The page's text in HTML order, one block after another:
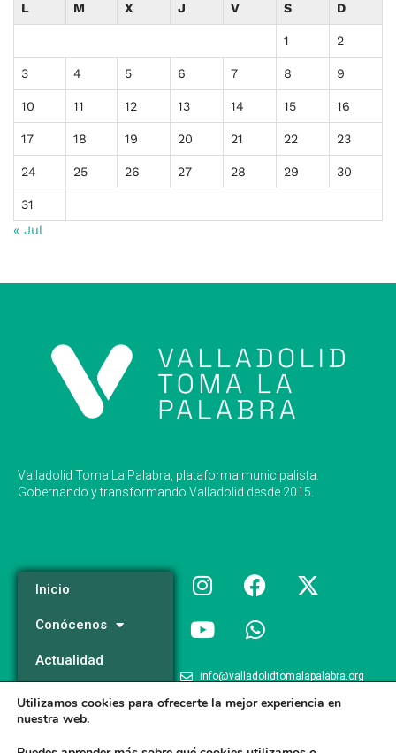
L M X J V S D
1 2
3 4 5 6 7 8 9
10 11 12 13 14 15 16
17 18 19 20 21 22 23
24 25 26 27 28 29 30
31
« Jul
Valladolid Toma La Palabra, plataforma municipalista.
Gobernando y transformando Valladolid desde 2015.
Inicio
Conócenos
Actualidad
Programa
info@valladolidtomalapalabra.org
+34 983 426 124
Utilizamos cookies para ofrecerte la mejor experiencia en
nuestra web.